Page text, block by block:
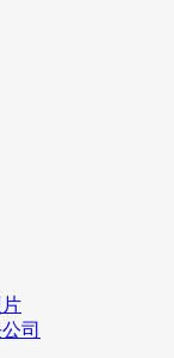
司